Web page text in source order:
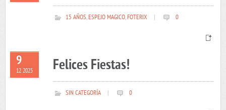
15 AÑOS,ESPEJO MAGICO,FOTERIX 0
9
12 2025 Felices Fiestas!
SIN CATEGORÍA 0